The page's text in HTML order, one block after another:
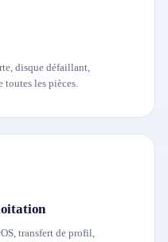
disque défaillant,
les pièces.
transfert de profil,